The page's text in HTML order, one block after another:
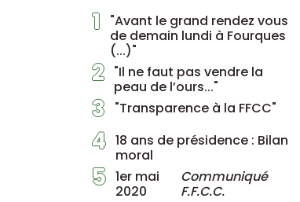
1
"Avant le grand rendez vous
de demain lundi à Fourques
(...)"
2 "Il ne faut pas vendre la
peau de l’ours..."
3 "Transparence à la FFCC"
4 18 ans de présidence : Bilan
moral
5 1er mai
2020
Communiqué
F.F.C.C.